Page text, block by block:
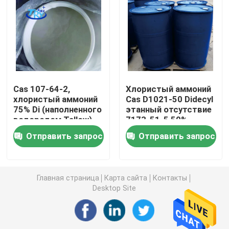
Амфолитический сурфактант
Анионный сурфактант
Пластификатор
Органический алкоксидный фосфат
Химическое пенообразующее веществ
Химическое Demulsifier
Cas 107-64-2,
хлористый аммоний
75% Di (наполненного
водородом Tallow)
этанный
Отправить запрос
Хлористый аммоний
Cas D1021-50 Didecyl
этанный отсутствие
7173-51-5 50%,
D10DAC-50
Отправить запрос
Главная страница Карта сайта
Контакты
Desktop Site